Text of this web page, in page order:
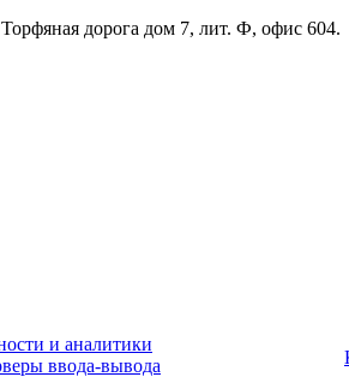
дорога дом 7, лит. Ф, офис 604.
и аналитики
ввода-вывода